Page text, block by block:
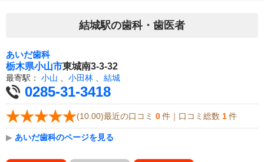
結城駅の歯科・歯医者
あいだ歯科
栃木県小山市東城南3-3-32
最寄駅： 小山 小田林 結城
0285-31-3418
(10.00)最近の口コミ 0 件｜口コミ総数 1 件
▶ あいだ歯科のページを見る